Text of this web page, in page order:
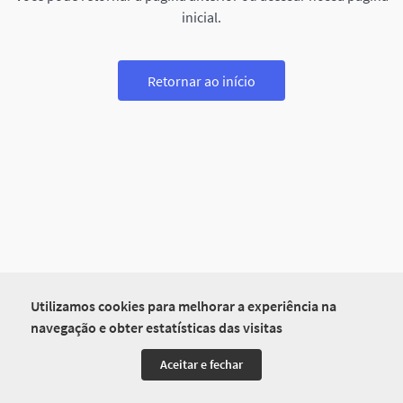
Utilizamos cookies para melhorar a experiência na
navegação e obter estatísticas das visitas
Aceitar e fechar
inicial.
Retornar ao início